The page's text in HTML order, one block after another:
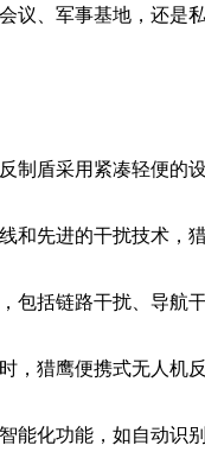
议、军事基地，还是
制盾采用紧凑轻便的
和先进的干扰技术，
包括链路干扰、导航
，猎鹰便携式无人机
能化功能，如自动识